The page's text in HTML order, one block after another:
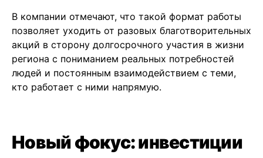
В компании отмечают, что такой формат работы
позволяет уходить от разовых благотворительных
акций в сторону долгосрочного участия в жизни
региона с пониманием реальных потребностей
людей и постоянным взаимодействием с теми,
кто работает с ними напрямую.
Новый фокус: инвестиции